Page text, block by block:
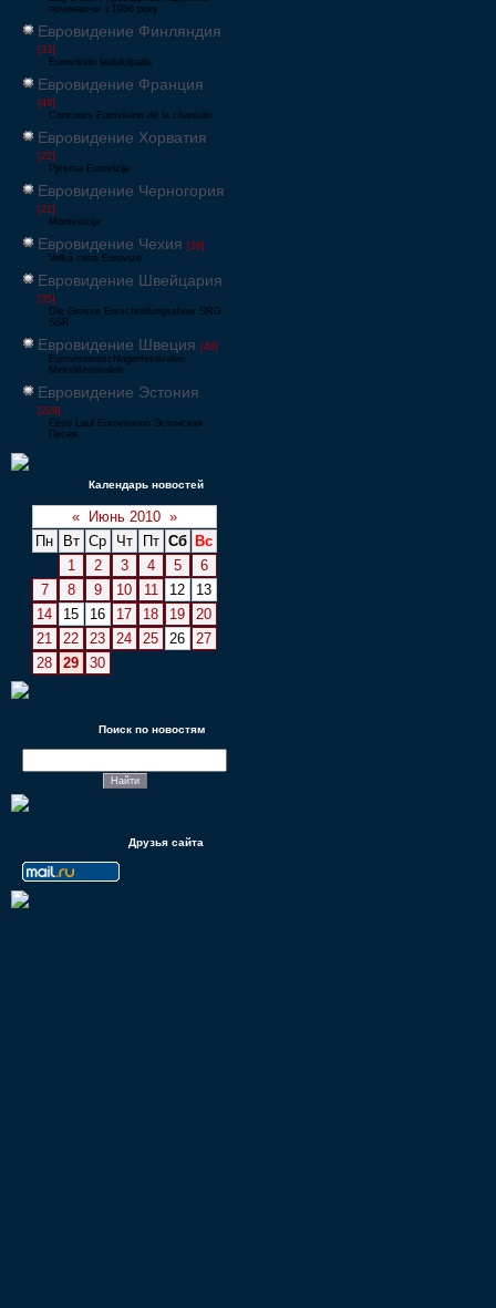
починаючи з 1956 року
Евровидение Финляндия
[33]
Eurovision laulukilpailu
Евровидение Франция
[49]
Concours Eurovision de la chanson
Евровидение Хорватия
[22]
Pjesma Eurovizije
Евровидение Черногория
[21]
Montevizija
Евровидение Чехия [26]
Velká cena Eurovize
Евровидение Швейцария
[35]
Die Grosse Entscheidungsshow SRG
SSR
Евровидение Швеция [48]
Eurovisionsschlagerfestivalen
Melodifestivalen
Евровидение Эстония
[226]
Eesti Laul Eurovisioon Эстонская
Песня
Календарь новостей
« Июнь 2010 »
Пн
Вт Ср Чт Пт Сб
Вс
1
2 3 4 5
6
7
8 9 10 11 12
13
14
15 16 17 18 19
20
21
22 23 24 25 26
27
28
29 30
Поиск по новостям
Друзья сайта